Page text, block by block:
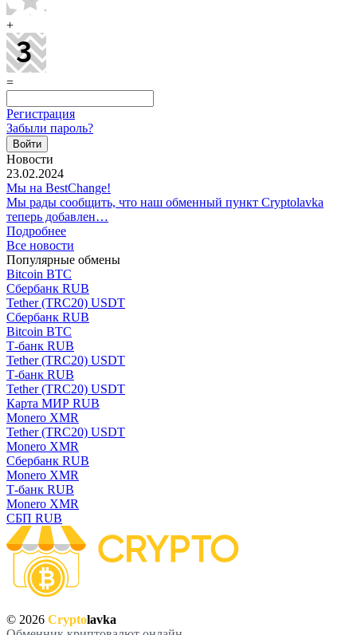
+
=
Регистрация
Забыли пароль?
Новости
23.02.2024
Мы на BestChange!
Мы рады сообщить, что наш обменный пункт Cryptolavka
теперь добавлен…
Подробнее
Все новости
Популярные обмены
Bitcoin BTC
Сбербанк RUB
Tether (TRC20) USDT
Сбербанк RUB
Bitcoin BTC
Т-банк RUB
Tether (TRC20) USDT
Т-банк RUB
Tether (TRC20) USDT
Карта МИР RUB
Monero XMR
Tether (TRC20) USDT
Monero XMR
Сбербанк RUB
Monero XMR
Т-банк RUB
Monero XMR
СБП RUB
© 2026 Cryptolavka